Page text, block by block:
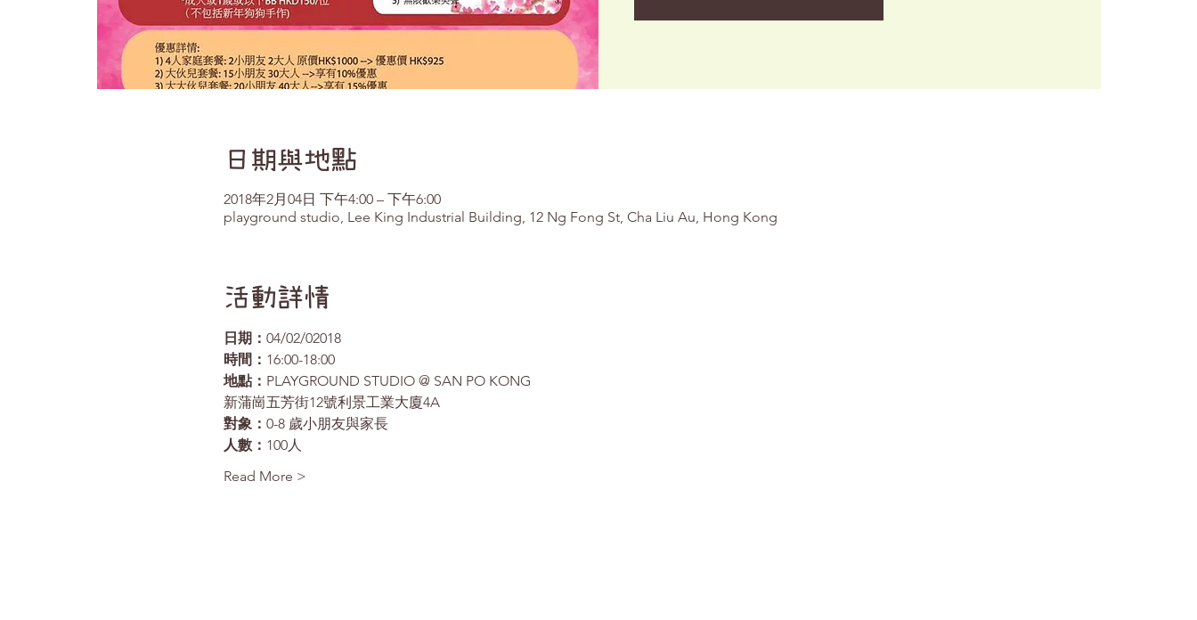
日期與地點
2018年2月04日 下午4:00 – 下午6:00
playground studio, Lee King Industrial Building, 12 Ng Fong St, Cha Liu Au, Hong Kong
活動詳情
日期： 04/02/02018
時間： 16:00-18:00
地點： PLAYGROUND STUDIO @ SAN PO KONG
新蒲崗五芳街12號利景工業大廈4A
對象： 0-8 歲小朋友與家長
人數： 100人
Read More >